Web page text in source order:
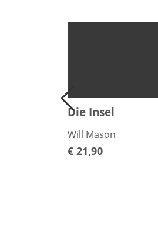
Die Insel
Will Mason
€21,90